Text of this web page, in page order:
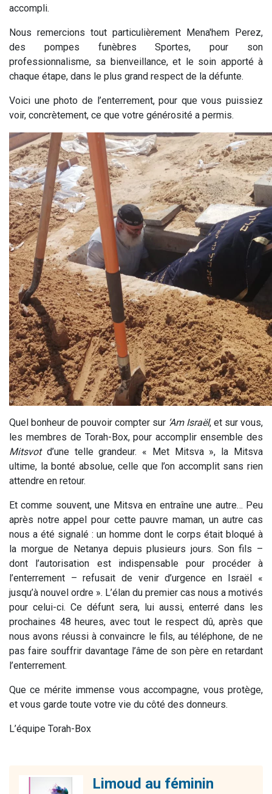
accompli.
Nous remercions tout particulièrement Mena'hem Perez,
des pompes funèbres Sportes, pour son
professionnalisme, sa bienveillance, et le soin apporté à
chaque étape, dans le plus grand respect de la défunte.
Voici une photo de l’enterrement, pour que vous puissiez
voir, concrètement, ce que votre générosité a permis.
Quel bonheur de pouvoir compter sur ‘Am Israël, et sur vous,
les membres de Torah-Box, pour accomplir ensemble des
Mitsvotd’une telle grandeur. « Met Mitsva », la Mitsva
ultime, la bonté absolue, celle que l’on accomplit sans rien
attendre en retour.
Et comme souvent, une Mitsva en entraîne une autre… Peu
après notre appel pour cette pauvre maman, un autre cas
nous a été signalé : un homme dont le corps était bloqué à
la morgue de Netanya depuis plusieurs jours. Son fils –
dont l’autorisation est indispensable pour procéder à
l’enterrement – refusait de venir d’urgence en Israël «
jusqu’à nouvel ordre ». L’élan du premier cas nous a motivés
pour celui-ci. Ce défunt sera, lui aussi, enterré dans les
prochaines 48 heures, avec tout le respect dû, après que
nous avons réussi à convaincre le fils, au téléphone, de ne
pas faire souffrir davantage l’âme de son père en retardant
l’enterrement.
Que ce mérite immense vous accompagne, vous protège,
et vous garde toute votre vie du côté des donneurs.
L’équipe Torah-Box
Limoud au féminin